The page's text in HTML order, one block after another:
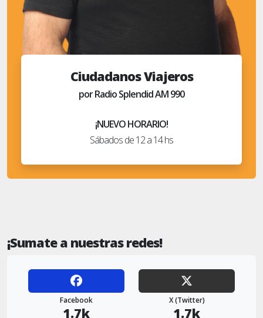
Ciudadanos Viajeros
por Radio Splendid AM 990
¡NUEVO HORARIO!
Sábados de 12 a 14 hs